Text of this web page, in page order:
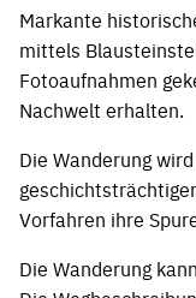
Markante
mittels
Fotoaufnahmen
Nachwelt erhalten.
Die Wanderung
Vorfahren ihre
Die Wanderung